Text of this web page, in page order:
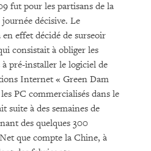
fut pour les partisans de la
décisive. Le
effet décidé de surseoir
consistait à obliger les
pré-installer le logiciel de
Internet « Green Dam
PC commercialisés dans le
suite à des semaines de
des quelques 300
que compte la Chine, à